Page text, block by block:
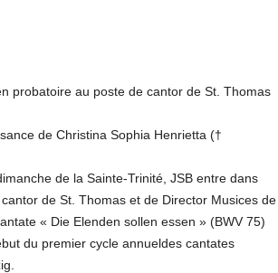
probatoire au poste de cantor de St. Thomas
de Christina Sophia Henrietta (†
de la Sainte-Trinité, JSB entre dans
de St. Thomas et de Director Musices de
« Die Elenden sollen essen » (BWV 75)
du premier cycle annueldes cantates